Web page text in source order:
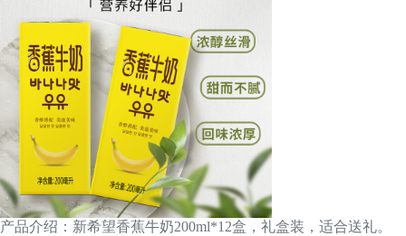
产品介绍：新希望香蕉牛奶200ml*12盒，礼盒装，适合送礼。